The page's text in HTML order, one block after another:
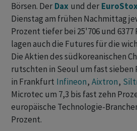
Börsen. Der Dax und der
‌Dienstag am frühen Nachmittag
Prozent tiefer bei 25'706 und 6377
lagen auch die Futures für die
Die Aktien des südkoreanischen
rutschten in Seoul ⁠um fast sieben
in Frankfurt Infineon, Aixtron,
Microtec um 7,3 bis fast zehn
europäische Technologie-
Prozent.